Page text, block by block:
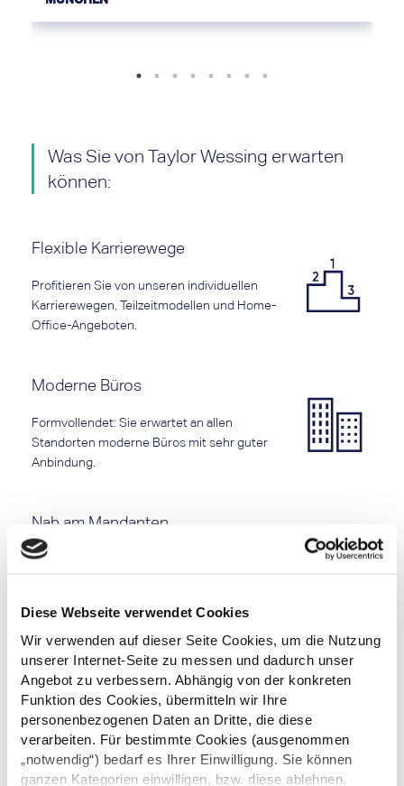
Diese Webseite verwendet Cookies
Wir verwenden auf dieser Seite Cookies, um die Nutzung
unserer Internet-Seite zu messen und dadurch unser
Angebot zu verbessern. Abhängig von der konkreten
Funktion des Cookies, übermitteln wir Ihre
personenbezogenen Daten an Dritte, die diese
verarbeiten. Für bestimmte Cookies (ausgenommen
„notwendig“) bedarf es Ihrer Einwilligung. Sie können
ganzen Kategorien einwilligen, bzw. diese ablehnen.
Was Sie von Taylor Wessing erwarten
können:
Flexible Karrierewege
Profitieren Sie von unseren individuellen
Karrierewegen, Teilzeitmodellen und Home-
Office-Angeboten.
Moderne Büros
Formvollendet: Sie erwartet an allen
Standorten moderne Büros mit sehr guter
Anbindung.
Nah am Mandanten
Als Associate arbeiten Sie von Beginn an nah
am Mandanten – und in keinem
Social Events
Stärken Sie das Teamgefühl und knüpfen bei
unseren Sport & Social Events, wie dem
Sommerfest, TW Ski, TW Marathon oder dem
Netzwerktreffen, Kontakte.